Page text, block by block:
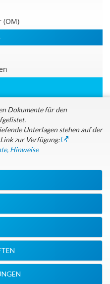
(OM)
Dokumente für den
Unterlagen stehen auf der
zur Verfügung:
Hinweise